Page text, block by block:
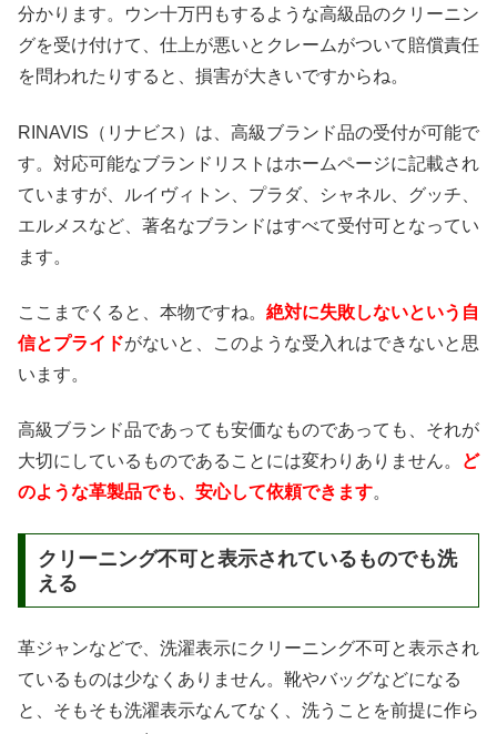
分かります。ウン十万円もするような高級品のクリーニン
グを受け付けて、仕上が悪いとクレームがついて賠償責任
を問われたりすると、損害が大きいですからね。
RINAVIS（リナビス）は、高級ブランド品の受付が可能で
す。対応可能なブランドリストはホームページに記載され
ていますが、ルイヴィトン、プラダ、シャネル、グッチ、
エルメスなど、著名なブランドはすべて受付可となってい
ます。
ここまでくると、本物ですね。 絶対に失敗しないという自
信とプライドがないと、このような受入れはできないと思
います。
高級ブランド品であっても安価なものであっても、それが
大切にしているものであることには変わりありません。
ど
のような革製品でも、安心して依頼できます。
クリーニング不可と表示されているものでも洗
える
革ジャンなどで、洗濯表示にクリーニング不可と表示され
ているものは少なくありません。靴やバッグなどになる
と、そもそも洗濯表示なんてなく、洗うことを前提に作ら